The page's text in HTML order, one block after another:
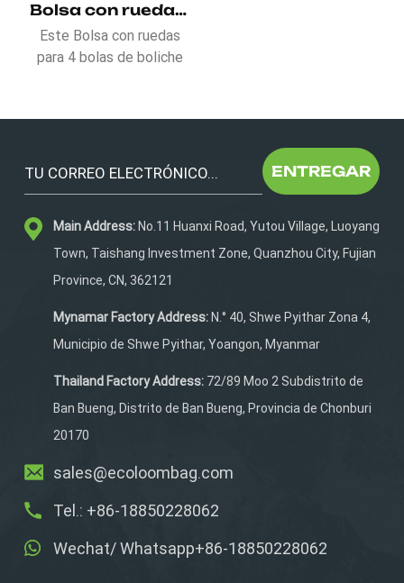
Bolsa con ruedas para 4 bolas de boliche con múltiples bolsillos
Este Bolsa con ruedas
para 4 bolas de boliche
con cremallera para
bolos, Uno de ellos es un
contener un par de
zapatos de bolos de
hasta la talla 16 para
puede almacenar
accesorios de bolos, como
bolos, toallas, limpiador
de bolas, cepillos para
tobogán adicional.
ENTREGAR
Main Address:No.11 Huanxi Road, Yutou Village, Luoyang
Town, Taishang Investment Zone, Quanzhou City, Fujian
Province, CN, 362121
Mynamar Factory Address:N.° 40, Shwe Pyithar Zona 4,
Municipio de Shwe Pyithar, Yoangon, Myanmar
Thailand Factory Address:72/89 Moo 2 Subdistrito de
Ban Bueng, Distrito de Ban Bueng, Provincia de Chonburi
20170
sales@ecoloombag.com
Tel.: +86-18850228062
Wechat/ Whatsapp+86-18850228062